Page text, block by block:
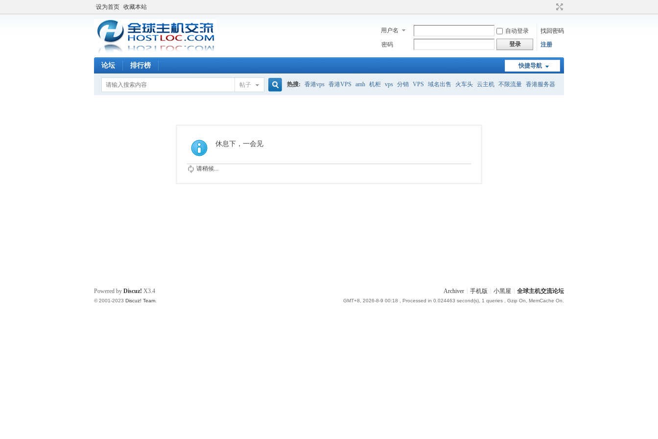
设为首页 收藏本站
用户名 自动登录
找回密码
密码
登录 注册
快捷导航
论坛 排行榜
帖子 热搜: 香港vps 香港VPS amh 机柜 vps 分销 VPS 域名出售 火车头 云主机 不限流量 香港服务器
休息下，一会见
请稍候...
Archiver 手机版 小黑屋 全球主机交流论坛
GMT+8, 2026-8-9 00:18 , Processed in 0.024463 second(s), 1 queries , Gzip On, MemCache On.
Powered by Discuz! X3.4
© 2001-2023 Discuz! Team